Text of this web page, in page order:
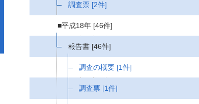
調査票 [2件]
■平成18年 [46件]
報告書 [46件]
調査の概要 [1件]
調査票 [1件]